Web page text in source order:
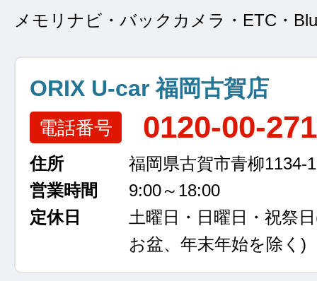
メモリナビ・バックカメラ・ETC・
ORIX U-car 福岡古賀店
電話番号 0120-00-
住所
福岡県古賀市青柳1134-1
営業時間
9:00～18:00
定休日
土曜日・日曜日・祝祭日
お盆、年末年始を除く)